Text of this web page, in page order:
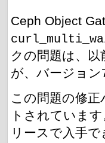
Ceph Object
クの問題は、
が、バージョ
この問題の修
トされていま
リースで入手